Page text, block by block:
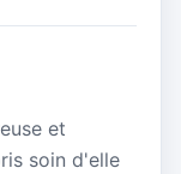
et
soin d'elle